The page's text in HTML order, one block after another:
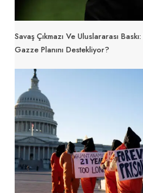
Savaş Çıkmazı Ve Uluslararası
Gazze Planını Destekliyor?